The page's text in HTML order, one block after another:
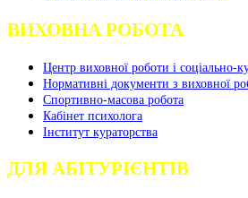
ВИХОВНА РОБОТА
Центр виховної роботи і соціально-
Нормативні документи з виховної
Спортивно-масова робота
Кабінет психолога
Інститут кураторства
ДЛЯ АБІТУРІЄНТІВ